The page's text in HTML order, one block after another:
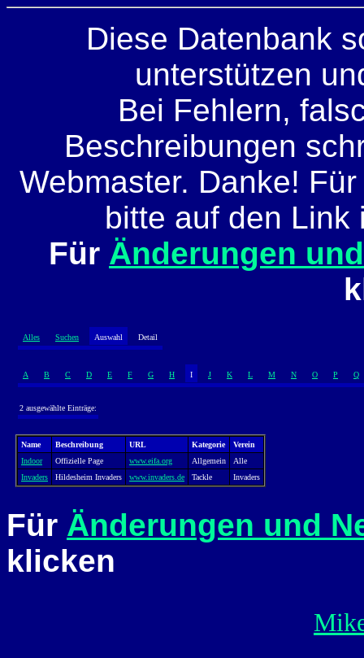
Diese Datenbank
unterstützen
Bei Fehlern,
Beschreibungen
Webmaster. Danke!
bitte auf den Link
Für Änderungen
Alles Suchen Auswahl Detail
A B C D E F G H I J K L M N O P Q
2 ausgewählte Einträge:
Name Beschreibung URL Kategorie
Verein
Indoor
Offizielle Page www.eifa.org Allgemein
Alle
Invaders
Hildesheim Invaders www.invaders.de Tackle Invaders
Für Änderungen und
klicken